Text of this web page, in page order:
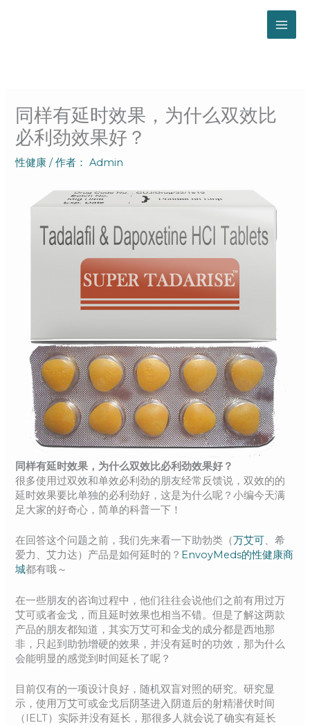
同样有延时效果，为什么双效比
必利劲效果好？
性健康 / 作者： Admin
同样有延时效果，为什么双效比必利劲效果好？
很多使用过双效和单效必利劲的朋友经常反馈说，双效的的
延时效果要比单独的必利劲好，这是为什么呢？小编今天满
足大家的好奇心，简单的科普一下！
在回答这个问题之前，我们先来看一下助勃类（万艾可、希
爱力、艾力达）产品是如何延时的？ EnvoyMeds的性健康商
城都有哦～
在一些朋友的咨询过程中，他们往往会说他们之前有用过万
艾可或者金戈，而且延时效果也相当不错。但是了解这两款
产品的朋友都知道，其实万艾可和金戈的成分都是西地那
非，只起到助勃增硬的效果，并没有延时的功效，那为什么
会能明显的感觉到时间延长了呢？
目前仅有的一项设计良好，随机双盲对照的研究。研究显
示，使用万艾可或金戈后阴茎进入阴道后的射精潜伏时间
（IELT）实际并没有延长，那很多人就会说了确实有延长